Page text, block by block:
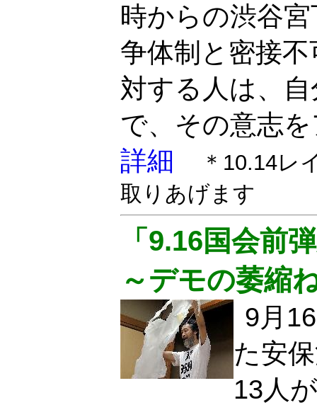
時からの渋谷
争体制と密接
対する人は、
で、その意志
詳細
＊10.14レ
取りあげます
「9.16国会前
～デモの萎縮
9月
た安
13人